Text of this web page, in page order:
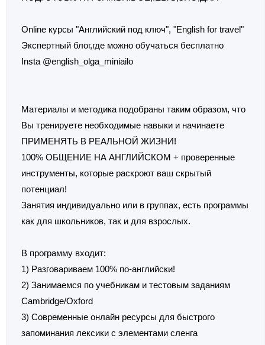
Online курсы "Английский под ключ", "English for travel"
Экспертный блог,где можно обучаться бесплатно
Insta @english_olga_miniailo
Материалы и методика подобраны таким образом, что
Вы тренируете необходимые навыки и начинаете
ПРИМЕНЯТЬ В РЕАЛЬНОЙ ЖИЗНИ!
100% ОБЩЕНИЕ НА АНГЛИЙСКОМ + проверенные
инструменты, которые раскроют ваш скрытый
потенциал!
Занятия индивидуально или в группах, есть программы
как для школьников, так и для взрослых.
В программу входит:
1) Разговариваем 100% по-английски!
2) Занимаемся по учебникам и тестовым заданиям
Cambridge/Oxford
3) Современные онлайн ресурсы для быстрого
запоминания лексики с элементами сленга